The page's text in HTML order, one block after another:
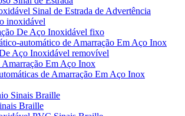
Sinal de Estrada de Advertência
inoxidável
De Aço Inoxidável fixo
automático de Amarração Em Aço Inox
Aço Inoxidável removível
Amarração Em Aço Inox
de Amarração Em Aço Inox
Sinais Braille
Braille